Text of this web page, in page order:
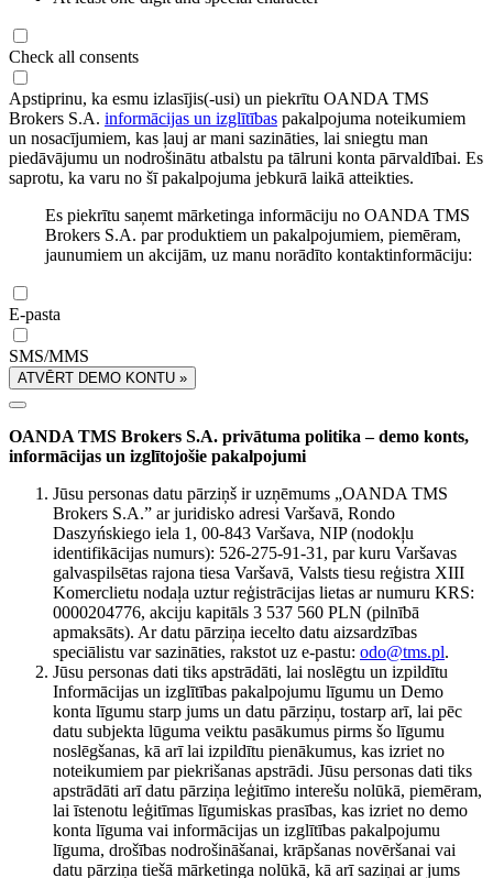
Check all consents
Apstiprinu, ka esmu izlasījis(-usi) un piekrītu OANDA TMS
Brokers S.A. informācijas un izglītības pakalpojuma noteikumiem
un nosacījumiem, kas ļauj ar mani sazināties, lai sniegtu man
piedāvājumu un nodrošinātu atbalstu pa tālruni konta pārvaldībai. Es
saprotu, ka varu no šī pakalpojuma jebkurā laikā atteikties.
Es piekrītu saņemt mārketinga informāciju no OANDA TMS
Brokers S.A. par produktiem un pakalpojumiem, piemēram,
jaunumiem un akcijām, uz manu norādīto kontaktinformāciju:
E-pasta
SMS/MMS
ATVĒRT DEMO KONTU »
OANDA TMS Brokers S.A. privātuma politika – demo konts,
informācijas un izglītojošie pakalpojumi
Jūsu personas datu pārziņš ir uzņēmums „OANDA TMS
Brokers S.A.” ar juridisko adresi Varšavā, Rondo
Daszyńskiego iela 1, 00-843 Varšava, NIP (nodokļu
identifikācijas numurs): 526-275-91-31, par kuru Varšavas
galvaspilsētas rajona tiesa Varšavā, Valsts tiesu reģistra XIII
Komerclietu nodaļa uztur reģistrācijas lietas ar numuru KRS:
0000204776, akciju kapitāls 3 537 560 PLN (pilnībā
apmaksāts). Ar datu pārziņa iecelto datu aizsardzības
speciālistu var sazināties, rakstot uz e-pastu: odo@tms.pl.
Jūsu personas dati tiks apstrādāti, lai noslēgtu un izpildītu
Informācijas un izglītības pakalpojumu līgumu un Demo
konta līgumu starp jums un datu pārziņu, tostarp arī, lai pēc
datu subjekta lūguma veiktu pasākumus pirms šo līgumu
noslēgšanas, kā arī lai izpildītu pienākumus, kas izriet no
noteikumiem par piekrišanas apstrādi. Jūsu personas dati tiks
apstrādāti arī datu pārziņa leģitīmo interešu nolūkā, piemēram,
lai īstenotu leģitīmas līgumiskas prasības, kas izriet no demo
konta līguma vai informācijas un izglītības pakalpojumu
līguma, drošības nodrošināšanai, krāpšanas novēršanai vai
datu pārziņa tiešā mārketinga nolūkā, kā arī saziņai ar jums